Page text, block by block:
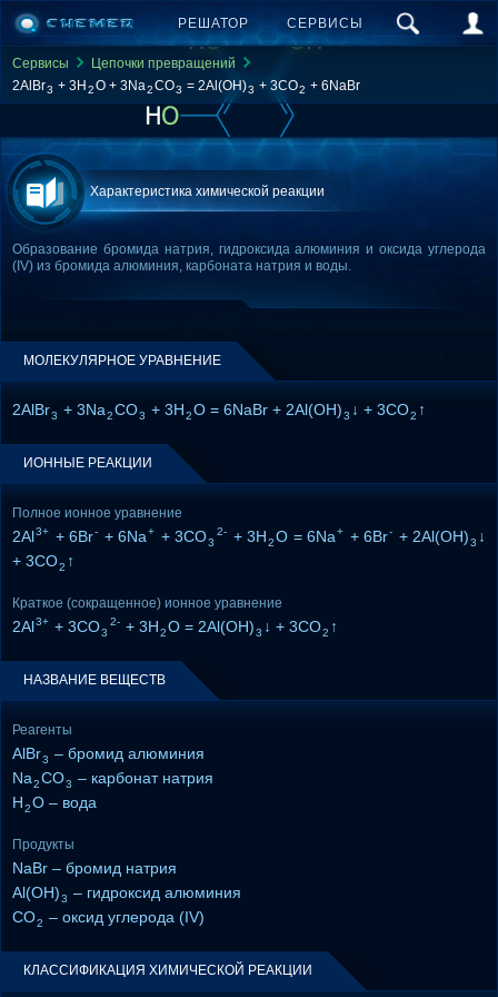
РЕШАТОР СЕРВИСЫ
Сервисы
Цепочки превращений
2AlBr3 + 3H 2O + 3Na2CO3 = 2Al(OH)3 + 3CO2 + 6NaBr
Характеристика химической реакции
Образование бромида натрия, гидроксида алюминия и оксида углерода
(IV) из бромида алюминия, карбоната натрия и воды.
МОЛЕКУЛЯРНОЕ УРАВНЕНИЕ
2AlBr3 + 3Na2CO3 + 3H2O = 6NaBr + 2Al(OH)3 ↓ + 3CO2 ↑
ИОННЫЕ РЕАКЦИИ
Полное ионное уравнение
2Al3+ + 6Br- + 6Na+ + 3CO3
2- + 3H2O = 6Na+ + 6Br- + 2Al(OH)3 ↓
+ 3CO2 ↑
Краткое (сокращенное) ионное уравнение
2Al3+ + 3CO3
2- + 3H2O = 2Al(OH)3 ↓ + 3CO2 ↑
НАЗВАНИЕ ВЕЩЕСТВ
Реагенты
AlBr3 – бромид алюминия
Na2CO3 – карбонат натрия
H2O – вода
Продукты
NaBr – бромид натрия
Al(OH)3 – гидроксид алюминия
CO2 – оксид углерода (IV)
КЛАССИФИКАЦИЯ ХИМИЧЕСКОЙ РЕАКЦИИ